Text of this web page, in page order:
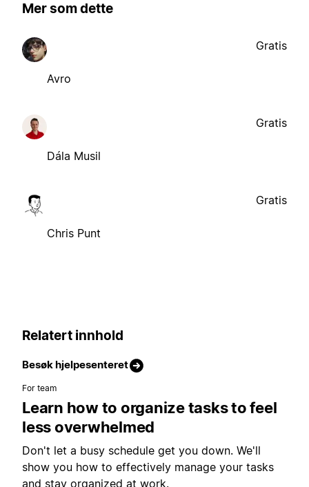
Mer som dette
Avro
Gratis
Dála Musil
Gratis
Chris Punt
Gratis
Relatert innhold
Besøk hjelpesenteret
For team
Learn how to organize tasks to feel
less overwhelmed
Don't let a busy schedule get you down. We'll
show you how to effectively manage your tasks
and stay organized at work.